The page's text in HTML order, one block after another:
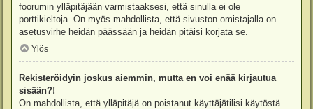
foorumin ylläpitäjään varmistaaksesi, että sinulla ei ole
porttikieltoja. On myös mahdollista, että sivuston omistajalla on
asetusvirhe heidän päässään ja heidän pitäisi korjata se.
Ylös
Rekisteröidyin joskus aiemmin, mutta en voi enää kirjautua
sisään?!
On mahdollista, että ylläpitäjä on poistanut käyttäjätilisi käytöstä